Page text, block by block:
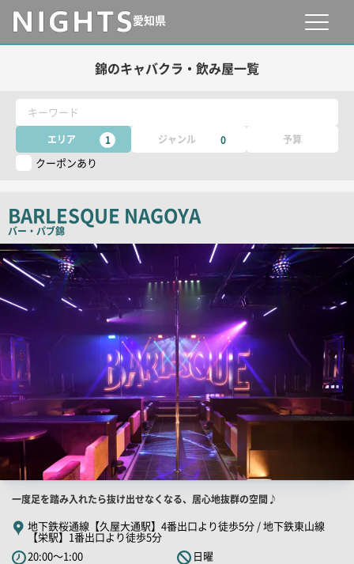
愛知県
錦のキャバクラ・飲み屋一覧
キーワード
エリア 1 ジャンル 0 予算
クーポンあり
BARLESQUE NAGOYA
バー・パブ錦
検
索
結
一
覧
像
店
舗
PR
キ
一度足を踏み入れたら抜け出せなくなる、居心地抜群の空間♪
地下鉄桜通線【久屋大通駅】4番出口より徒歩5分 / 地下鉄東山線
【栄駅】1番出口より徒歩5分
20:00～1:00
日曜